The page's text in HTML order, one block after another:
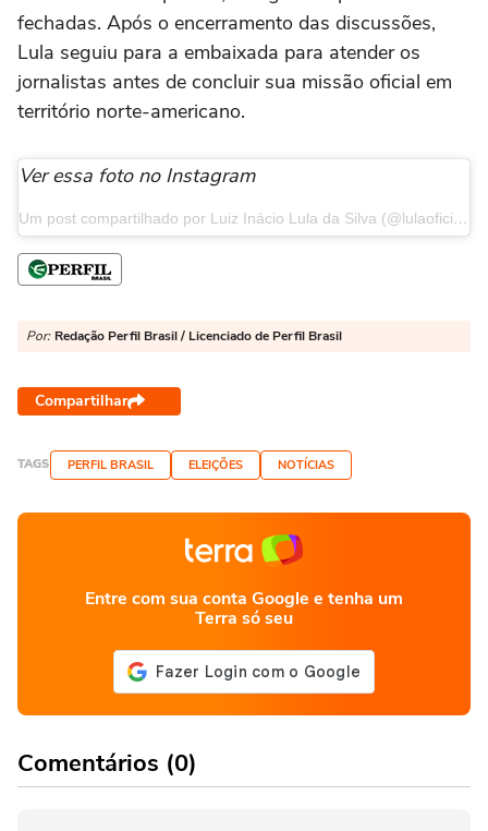
fechadas. Após o encerramento das discussões,
Lula seguiu para a embaixada para atender os
jornalistas antes de concluir sua missão oficial em
território norte-americano.
Ver essa foto no Instagram
Um post compartilhado por Luiz Inácio Lula da Silva (@lulaoficial)
Por: Redação Perfil Brasil / Licenciado de Perfil Brasil
Compartilhar
TAGS PERFIL BRASIL ELEIÇÕES NOTÍCIAS
Entre com sua conta Google e tenha um
Terra só seu
Comentários (0)